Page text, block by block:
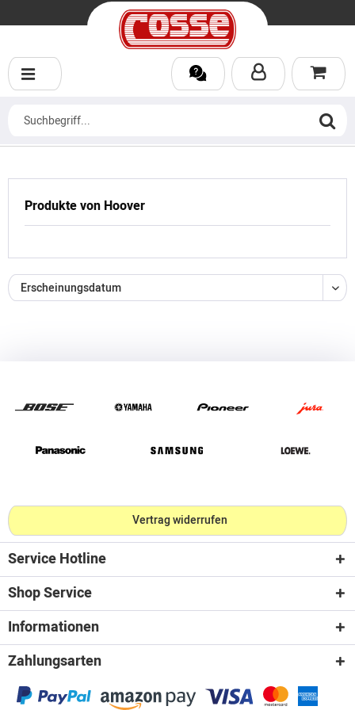
Produkte von Hoover
Vertrag widerrufen
Service Hotline
Shop Service
Informationen
Zahlungsarten